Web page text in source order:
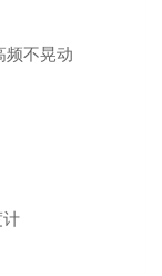
频不晃动
计